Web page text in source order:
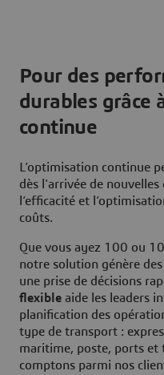
Pour des
durables grâce
continue
L’optimisation continue
dès l'arrivée de
l’efficacité et
coûts.
Que vous ayez 100 ou
notre solution génère
une prise de décisions
flexible aide les leaders
planification des
type de transport :
maritime, poste, ports et
comptons parmi nos